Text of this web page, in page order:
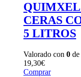
QUIMXEL
CERAS
5 LITROS
Valorado con 0
19,30€
Comprar